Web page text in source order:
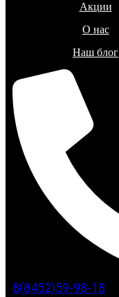
Акции
О нас
Наш блог
8(8452)59-98-18